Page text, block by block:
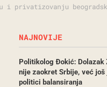
privatizovanju
NAJNOVIJE
Politikolog Đokić: Dolazak
nije zaokret Srbije, već još
politici balansiranja